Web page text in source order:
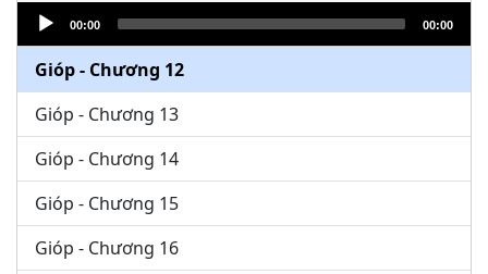
Audio
Player
00:00 00:00
Gióp - Chương 11
Gióp - Chương 12
Gióp - Chương 13
Gióp - Chương 14
Gióp - Chương 15
Gióp - Chương 16